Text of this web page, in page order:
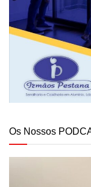
Os Nossos